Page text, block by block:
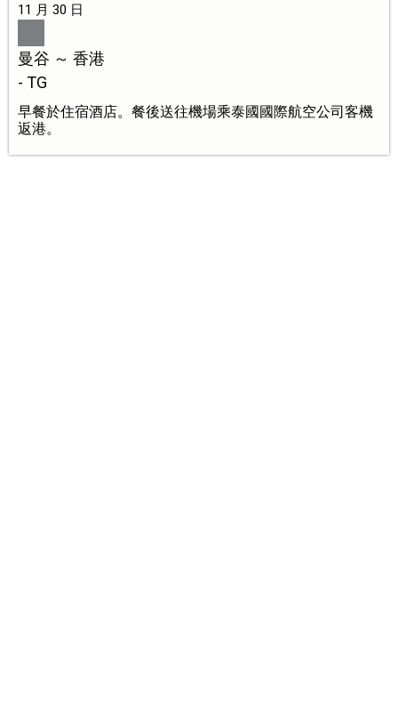
11 月 30 日
曼谷 ～ 香港
- TG
早餐於住宿酒店。餐後送往機場乘泰國國際航空公司客機
返港。